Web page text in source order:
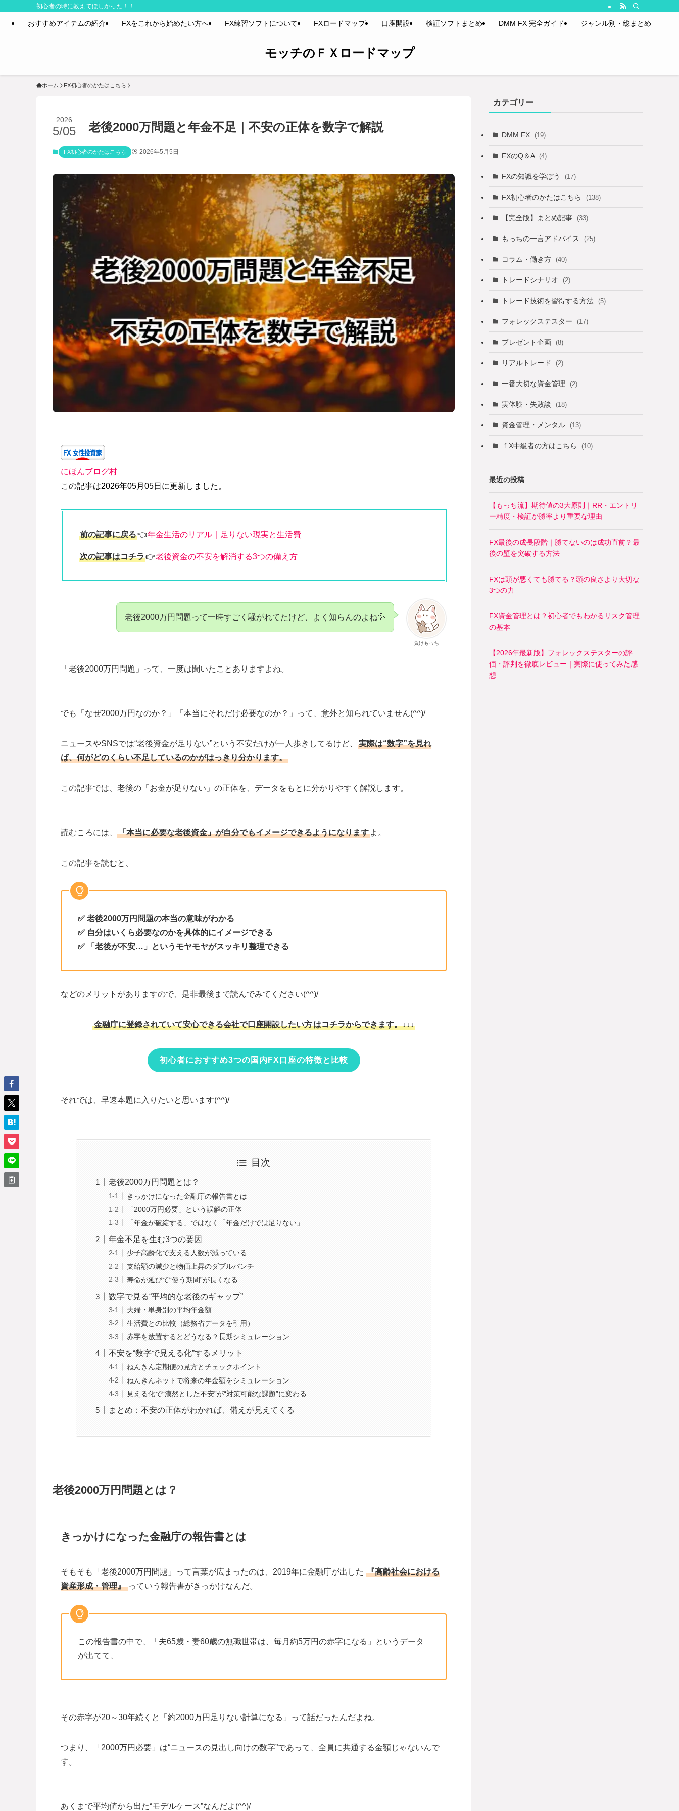
初心者の時に教えてほしかった！！
モッチのＦＸロードマップ
おすすめアイテムの紹介 FXをこれから始めたい方へ FX練習ソフトについて FXロードマップ 口座開設 検証ソフトまとめ DMM FX 完全ガイド ジャンル別・総まとめ
ホーム FX初心者のかたはこちら
老後2000万問題と年金不足｜不安の正体を数字で解説
2026
5/05
FX初心者のかたはこちら 2026年5月5日
にほんブログ村
この記事は2026年05月05日に更新しました。
前の記事に戻る👈年金生活のリアル｜足りない現実と生活費
次の記事はコチラ👉老後資金の不安を解消する3つの備え方
負けもっち
老後2000万円問題って一時すごく騒がれてたけど、よく知らんのよね💦
「老後2000万円問題」って、一度は聞いたことありますよね。
でも「なぜ2000万円なのか？」「本当にそれだけ必要なのか？」って、意外と知られていません(^^)/
ニュースやSNSでは“老後資金が足りない”という不安だけが一人歩きしてるけど、
実際は“数字”を見れ
ば、何がどのくらい不足しているのかがはっきり分かります。
この記事では、老後の「お金が足りない」の正体を、データをもとに分かりやすく解説します。
読むころには、 「本当に必要な老後資金」が自分でもイメージできるようになります よ。
この記事を読むと、
✅ 老後2000万円問題の本当の意味がわかる
✅ 自分はいくら必要なのかを具体的にイメージできる
✅ 「老後が不安…」というモヤモヤがスッキリ整理できる
などのメリットがありますので、是非最後まで読んでみてください(^^)/
金融庁に登録されていて安心できる会社で口座開設したい方はコチラからできます。↓↓↓
初心者におすすめ3つの国内FX口座の特徴と比較
それでは、早速本題に入りたいと思います(^^)/
目次
老後2000万円問題とは？
きっかけになった金融庁の報告書とは
「2000万円必要」という誤解の正体
「年金が破綻する」ではなく「年金だけでは足りない」
年金不足を生む3つの要因
少子高齢化で支える人数が減っている
支給額の減少と物価上昇のダブルパンチ
寿命が延びて“使う期間”が長くなる
数字で見る“平均的な老後のギャップ”
夫婦・単身別の平均年金額
生活費との比較（総務省データを引用）
赤字を放置するとどうなる？長期シミュレーション
不安を“数字で見える化”するメリット
ねんきん定期便の見方とチェックポイント
ねんきんネットで将来の年金額をシミュレーション
見える化で“漠然とした不安”が“対策可能な課題”に変わる
まとめ：不安の正体がわかれば、備えが見えてくる
老後2000万円問題とは？
きっかけになった金融庁の報告書とは
そもそも「老後2000万円問題」って言葉が広まったのは、2019年に金融庁が出した 『高齢社会における
資産形成・管理』 っていう報告書がきっかけなんだ。
この報告書の中で、「夫65歳・妻60歳の無職世帯は、毎月約5万円の赤字になる」というデータ
が出てて、
その赤字が20～30年続くと「約2000万円足りない計算になる」って話だったんだよね。
つまり、「2000万円必要」は“ニュースの見出し向けの数字”であって、全員に共通する金額じゃないんで
す。
あくまで平均値から出た“モデルケース”なんだよ(^^)/
カテゴリー
DMM FX (19)
FXのQ＆A (4)
FXの知識を学ぼう (17)
FX初心者のかたはこちら (138)
【完全版】まとめ記事 (33)
もっちの一言アドバイス (25)
コラム・働き方 (40)
トレードシナリオ (2)
トレード技術を習得する方法 (5)
フォレックステスター (17)
プレゼント企画 (8)
リアルトレード (2)
一番大切な資金管理 (2)
実体験・失敗談 (18)
資金管理・メンタル (13)
ｆX中級者の方はこちら (10)
最近の投稿
【もっち流】期待値の3大原則｜RR・エントリ
ー精度・検証が勝率より重要な理由
FX最後の成長段階｜勝てないのは成功直前？最
後の壁を突破する方法
FXは頭が悪くても勝てる？頭の良さより大切な
3つの力
FX資金管理とは？初心者でもわかるリスク管理
の基本
【2026年最新版】フォレックステスターの評
価・評判を徹底レビュー｜実際に使ってみた感
想